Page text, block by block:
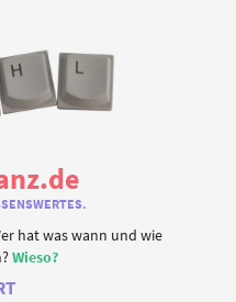
hat was wann und wie
Wieso?